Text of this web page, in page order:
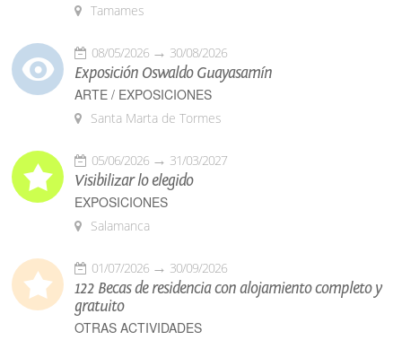
Tamames
08/05/2026 30/08/2026
Exposición Oswaldo Guayasamín
ARTE / EXPOSICIONES
Santa Marta de Tormes
05/06/2026 31/03/2027
Visibilizar lo elegido
EXPOSICIONES
Salamanca
01/07/2026 30/09/2026
122 Becas de residencia con alojamiento completo y
gratuito
OTRAS ACTIVIDADES